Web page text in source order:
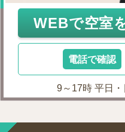
WEBで空室
電話で確認
9～17時 平日